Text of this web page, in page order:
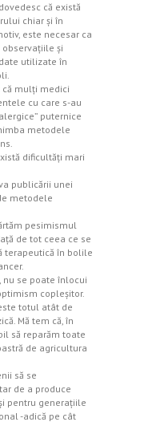
că există
chiar şi în
este necesar ca
şi
utilizate în
mulţi medici
cu care s-au
puternice
metodele
dificultăţi mari
publicării unei
metodele
pesimismul
de tot ceea ce se
terapeutică în bolile
nu se poate înlocui
copleşitor.
totul atât de
Mă tem că, în
să reparăm toate
de agricultura
să se
de a produce
pentru generaţiile
-adică pe cât